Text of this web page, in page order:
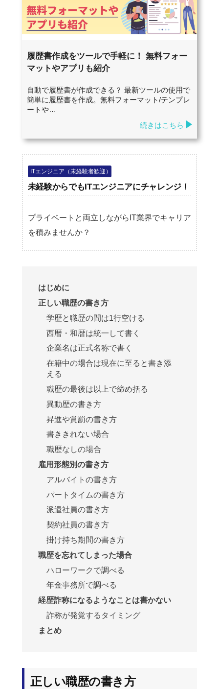
履歴書作成をツールで手軽に！ 無料フォー
マットやアプリも紹介
自動で履歴書が作成できる？ 最新ツールの使用で
簡単に履歴書を作成。無料フォーマット/テンプレ
ートや…
続きはこちら
ITエンジニア（未経験者歓迎）
未経験からでもITエンジニアにチャレンジ！
プライベートと両立しながらIT業界でキャリア
を積みませんか？
はじめに
正しい職歴の書き方
学歴と職歴の間は1行空ける
西暦・和暦は統一して書く
企業名は正式名称で書く
在籍中の場合は現在に至ると書き添
える
職歴の最後は以上で締め括る
異動歴の書き方
昇進や賞罰の書き方
書ききれない場合
職歴なしの場合
雇用形態別の書き方
アルバイトの書き方
パートタイムの書き方
派遣社員の書き方
契約社員の書き方
掛け持ち期間の書き方
職歴を忘れてしまった場合
ハローワークで調べる
年金事務所で調べる
経歴詐称になるようなことは書かない
詐称が発覚するタイミング
まとめ
正しい職歴の書き方